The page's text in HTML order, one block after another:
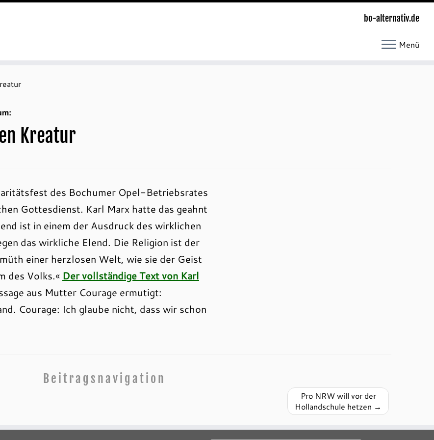
bo-alternativ.de
Menü
Kreatur
des Bochumer Opel-Betriebsrates
Gottesdienst. Karl Marx hatte das geahnt
ist in einem der Ausdruck des wirklichen
das wirkliche Elend. Die Religion ist der
einer herzlosen Welt, wie sie der Geist
des Volks.« Der vollständige Text von Karl
aus Mutter Courage ermutigt:
Courage: Ich glaube nicht, dass wir schon
Beitragsnavigation
Pro NRW will vor der
Hollandschule hetzen →